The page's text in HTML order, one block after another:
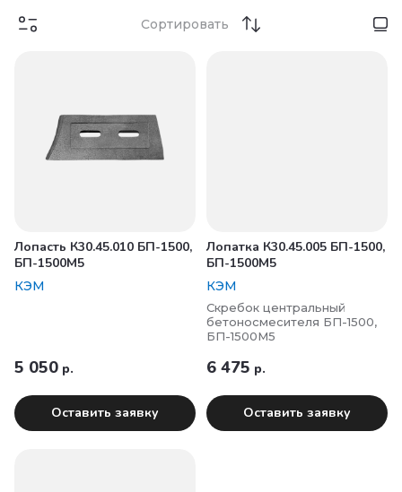
Сортировать
Лопасть К30.45.010 БП-1500,
БП-1500М5
КЭМ
5 050 р.
Оставить заявку
Лопатка К30.45.005 БП-1500,
БП-1500М5
КЭМ
Cкребок центральный
бетоносмесителя БП-1500,
БП-1500М5
6 475 р.
Оставить заявку